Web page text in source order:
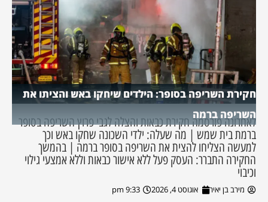
חקירת השריפה בסופר: הילדים שיחקו באש והציתו את
השריפה ברמה
לאחרונה פורסמה חקירת כבאות והצלה לגבי פרוץ השריפה בסופר
ברמת בית שמש | מה שעלה: ילדי השכונה שחקו באש וכך
למעשה הצליחו להצית את השריפה בסופר ברמה | בהמשך
החקירה התברר: העסק פעל ללא אישור כבאות וללא אמצעי גילוי
וכיבוי
מירב בן יאיר אוגוסט 4, 2026 9:33 pm